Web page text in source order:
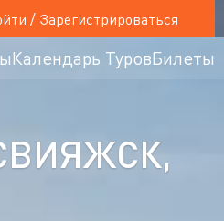
/ Зарегистрироваться
Календарь ТуровБилеты